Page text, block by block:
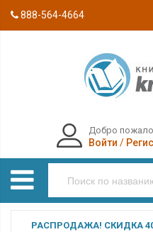
888-564-4664
Добро
Войти /
РАСПРОДАЖА! СКИДКА